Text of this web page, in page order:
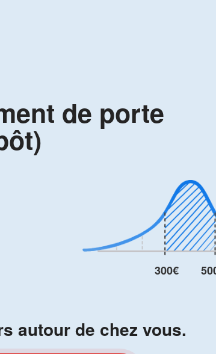
de porte
300€
autour de chez vous.